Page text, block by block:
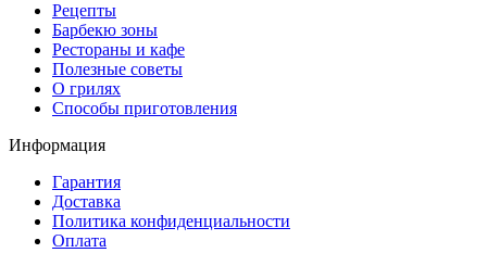
Рецепты
Барбекю зоны
Рестораны и кафе
Полезные советы
О грилях
Способы приготовления
Информация
Гарантия
Доставка
Политика конфиденциальности
Оплата